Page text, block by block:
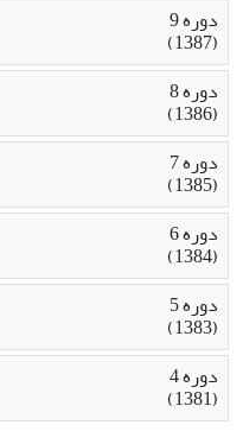
دوره 9
(1387)
دوره 8
(1386)
دوره 7
(1385)
دوره 6
(1384)
دوره 5
(1383)
دوره 4
(1381)